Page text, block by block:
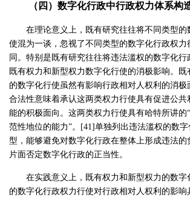
（四）数字化行政中行政权力体系构
在理论意义上，既有研究往往将不同类型的
使混为一谈，忽视了不同类型的数字化行政权力
同。特别是既有研究往往将违法滥权的数字化
既有权力和新型权力数字化行使的消极影响。既
的数字化行使虽然有影响行政相对人权利的消
合法性意味着承认这两类权力行使具有促进公共
能的积极面向。这两类权力行使具有哈特所讲的
范性地位的能力”。[41]单独列出违法滥权的数
型，能够避免对数字化行政在整体上形成违法的
片面否定数字化行政的正当性。
在实践意义上，既有权力和新型权力的数字
的数字化行政权力行使对行政相对人权利的影